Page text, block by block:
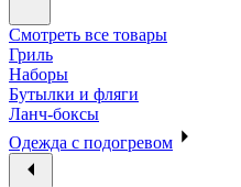
Смотреть все товары
Гриль
Наборы
Бутылки и фляги
Ланч-боксы
Одежда с подогревом